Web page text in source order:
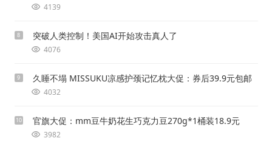
4139
8 突破人类控制！美国AI开始攻击真人了
4076
9 久睡不塌 MISSUKU凉感护颈记忆枕大促：券后39.9元包邮
4032
10 官旗大促：mm豆牛奶花生巧克力豆270g*1桶装18.9元
3982